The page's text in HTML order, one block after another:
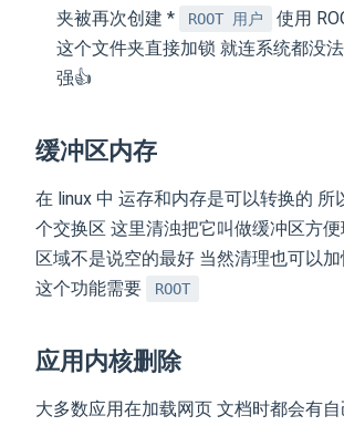
夹被再次创建 *
ROOT 用户
使用
这个文件夹直接加锁 就连系统都没
强👍
缓冲区内存
在 linux 中 运存和内存是可以转换的 所
个交换区 这里清浊把它叫做缓冲区方
区域不是说空的最好 当然清理也可以
这个功能需要
ROOT
应用内核删除
大多数应用在加载网页 文档时都会有